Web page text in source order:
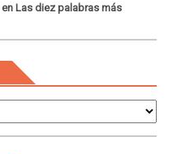
en Las diez palabras más